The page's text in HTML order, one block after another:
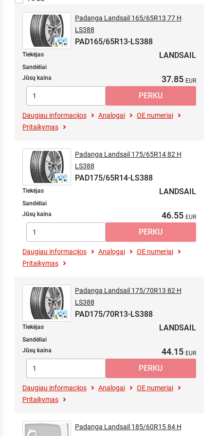
99
99 XL
99/XL
100
100 XL
100/XL
101 XL
101/XL
102
102 XL
104
104 XL
104/102
105 XL
107/105
108 XL
109 XL
109/107
110/108
110/XL
111 XL
112
112 XL
112/110
113/111
115/113
Padanga Landsail 165/65R13 77 H
LS388
PAD165/65R13-LS388
Tiekėjas LANDSAIL
Sandėliai
Jūsų kaina
37.85
Daugiau informacijos Analogai
OE numeriai
Pritaikymas
Padanga Landsail 175/65R14 82 H
LS388
PAD175/65R14-LS388
Tiekėjas LANDSAIL
Sandėliai
Jūsų kaina
46.55
Daugiau informacijos Analogai
OE numeriai
Pritaikymas
Padanga Landsail 175/70R13 82 H
LS388
PAD175/70R13-LS388
Tiekėjas LANDSAIL
Sandėliai
Jūsų kaina
44.15
Daugiau informacijos Analogai
OE numeriai
Pritaikymas
Padanga Landsail 185/60R15 84 H